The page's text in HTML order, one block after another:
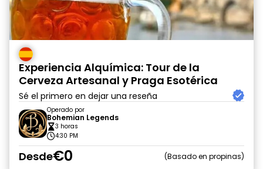
Experiencia Alquímica: Tour de la
Cerveza Artesanal y Praga Esotérica
Sé el primero en dejar una reseña
Operado por
Bohemian Legends
3 horas
4:30 PM
Desde€0 Basado en propinas